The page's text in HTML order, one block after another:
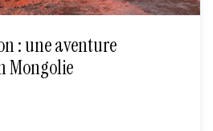
: une aventure
Mongolie